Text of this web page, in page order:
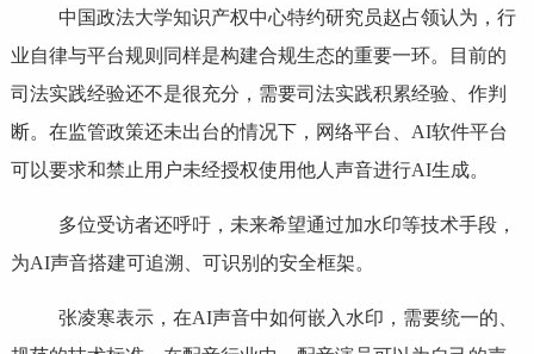
中国政法大学知识产权中心特约研究员赵占领认为，行
业自律与平台规则同样是构建合规生态的重要一环。目前的
司法实践经验还不是很充分，需要司法实践积累经验、作判
断。在监管政策还未出台的情况下，网络平台、AI软件平台
可以要求和禁止用户未经授权使用他人声音进行AI生成。
多位受访者还呼吁，未来希望通过加水印等技术手段，
为AI声音搭建可追溯、可识别的安全框架。
张凌寒表示，在AI声音中如何嵌入水印，需要统一的、